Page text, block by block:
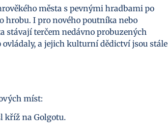
města s pevnými hradbami po
hrobu. I pro nového poutníka nebo
stávají terčem nedávno probuzených
a jejich kulturní dědictví jsou stále
míst:
kříž na Golgotu.